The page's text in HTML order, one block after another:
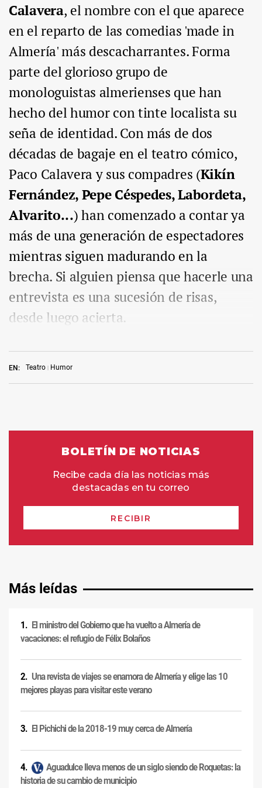
EN: Teatro Humor
Calavera, el nombre con el que aparece
en el reparto de las comedias 'made in
Almería' más descacharrantes. Forma
parte del glorioso grupo de
monologuistas almerienses que han
hecho del humor con tinte localista su
seña de identidad. Con más de dos
décadas de bagaje en el teatro cómico,
Paco Calavera y sus compadres (Kikín
Fernández, Pepe Céspedes, Labordeta,
Alvarito...) han comenzado a contar ya
más de una generación de espectadores
mientras siguen madurando en la
brecha. Si alguien piensa que hacerle una
entrevista es una sucesión de risas,
desde luego acierta.
Más leídas
El ministro del Gobierno que ha vuelto a Almería de
vacaciones: el refugio de Félix Bolaños
Una revista de viajes se enamora de Almería y elige las 10
mejores playas para visitar este verano
El Pichichi de la 2018-19 muy cerca de Almería
Aguadulce lleva menos de un siglo siendo de Roquetas: la
historia de su cambio de municipio